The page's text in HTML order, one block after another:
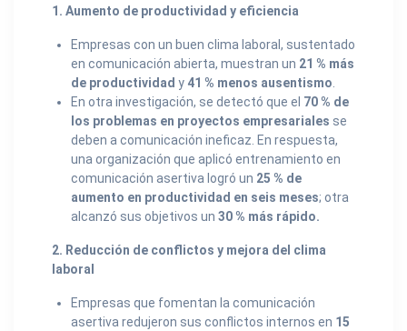
1. Aumento de productividad y eficiencia
Empresas con un buen clima laboral, sustentado
en comunicación abierta, muestran un 21 % más
de productividad y 41 % menos ausentismo
En otra investigación, se detectó que el 70 % de
los problemas en proyectos empresariales se
deben a comunicación ineficaz. En respuesta,
una organización que aplicó entrenamiento en
comunicación asertiva logró un 25 % de
aumento en productividad en seis meses; otra
alcanzó sus objetivos un 30 % más rápido.
2. Reducción de conflictos y mejora del clima
laboral
Empresas que fomentan la comunicación
asertiva redujeron sus conflictos internos en 15